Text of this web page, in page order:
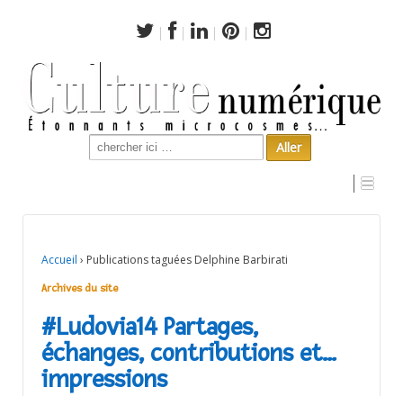
Search
for:
Accueil › Publications taguées Delphine Barbirati
Archives du site
#Ludovia14 Partages,
échanges, contributions et…
impressions